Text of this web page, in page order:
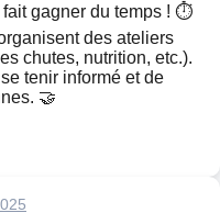
gagner du temps ! ⏱️
des ateliers
chutes, nutrition, etc.).
tenir informé et de
🤝